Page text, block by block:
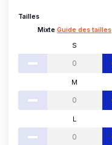
Tailles
Mixte Guide des tailles
S
M
L